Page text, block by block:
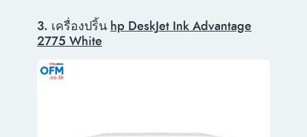
3. เครื่องปริ้นhp DeskJet Ink Advantage
2775 White